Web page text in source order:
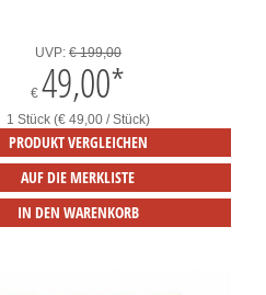
UVP: € 199,00
€ 49,00*
1 Stück (€ 49,00 / Stück)
PRODUKT VERGLEICHEN
AUF DIE MERKLISTE
IN DEN WARENKORB